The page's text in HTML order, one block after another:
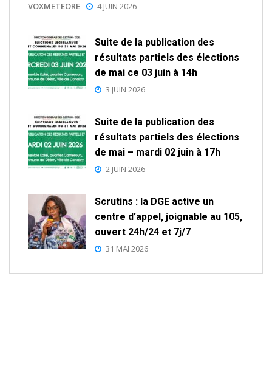
VOXMETEORE 4 JUIN 2026
Suite de la publication des
résultats partiels des élections
de mai ce 03 juin à 14h
3 JUIN 2026
Suite de la publication des
résultats partiels des élections
de mai – mardi 02 juin à 17h
2 JUIN 2026
Scrutins : la DGE active un
centre d’appel, joignable au 105,
ouvert 24h/24 et 7j/7
31 MAI 2026